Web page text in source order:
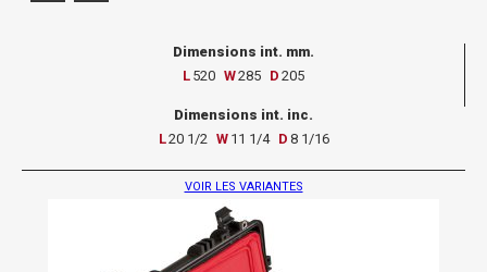
Dimensions int. mm.
L 520 W285 D 205
Dimensions int. inc.
L20 1/2 W 11 1/4 D 8 1/16
VOIR LES VARIANTES